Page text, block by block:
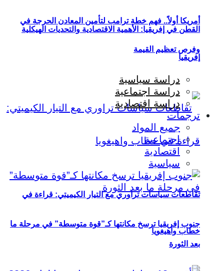
أمريكا أولاً.. فهم خطة ترامب لتأمين المعادن الحرجة في
إفريقيا
تقاطعات سياسات تراوري مع التيار الكيميتي: قراءة في
خطاب واهيغويا
القطن في إفريقيا: الأهمية الاقتصادية والتحديات الهيكلية
وفرص تعظيم القيمة
دراسة سياسية
دراسة اجتماعية
دراسة اقتصادية
ترجمات
جميع المواد
اجتماعية
اقتصادية
سياسية
جنوب إفريقيا ترسخ مكانتها كـ”قوة متوسطة” في مرحلة ما
بعد الثورة